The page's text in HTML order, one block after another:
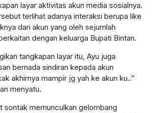
layar aktivitas akun media sosialnya.
terlihat adanya interaksi berupa like
dari akun yang oleh sejumlah
dengan keluarga Bupati Bintan.
tangkapan layar itu, Ayu juga
bernada sindiran kepada akun
akhirnya mampir jg yah ke akun ku..”
menyatu.
sontak memunculkan gelombang